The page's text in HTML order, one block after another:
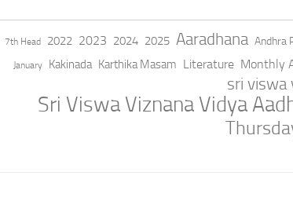
7th Head 2022 2023 2024 2025 Aaradhana Andhra
January Kakinada Karthika Masam Literature Monthly
sri viswa
Sri Viswa Viznana Vidya